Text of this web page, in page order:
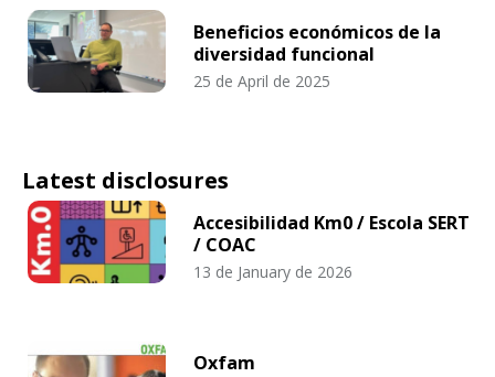
Beneficios económicos de la
diversidad funcional
25 de April de 2025
Latest disclosures
Accesibilidad Km0 / Escola SERT
/ COAC
13 de January de 2026
Oxfam